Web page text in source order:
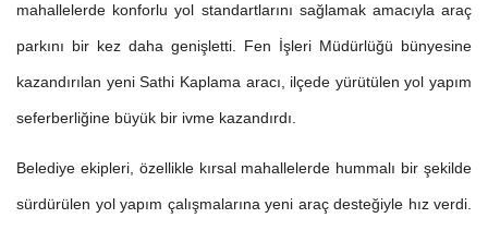
mahallelerde konforlu yol standartlarını sağlamak amacıyla araç
parkını bir kez daha genişletti. Fen İşleri Müdürlüğü bünyesine
kazandırılan yeni Sathi Kaplama aracı, ilçede yürütülen yol yapım
seferberliğine büyük bir ivme kazandırdı.
Belediye ekipleri, özellikle kırsal mahallelerde hummalı bir şekilde
sürdürülen yol yapım çalışmalarına yeni araç desteğiyle hız verdi.